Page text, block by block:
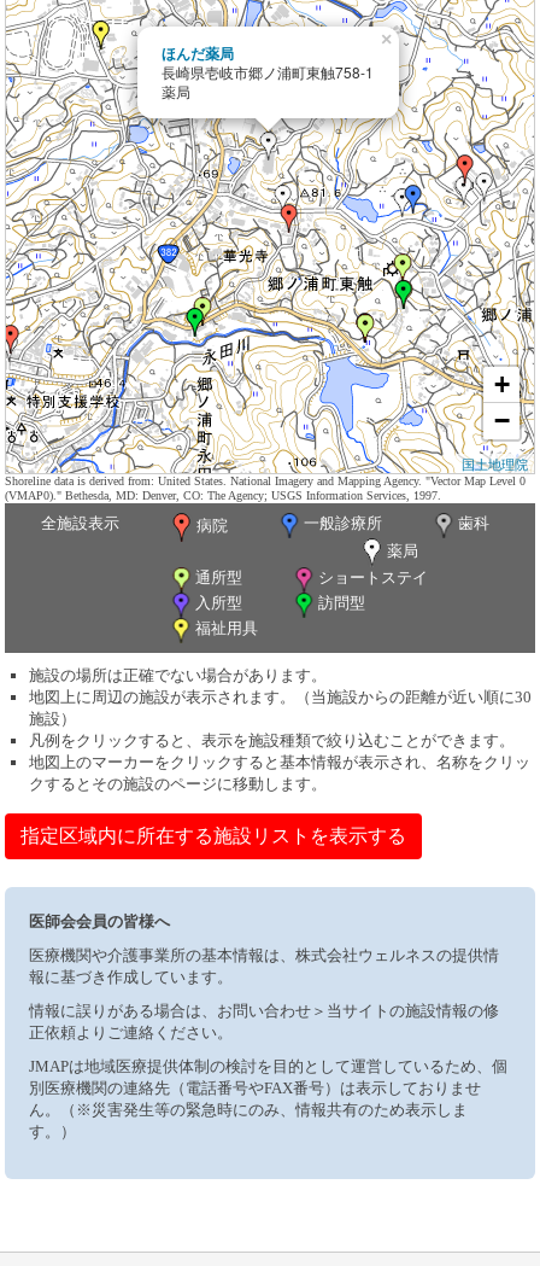
ほんだ薬局
長崎県壱岐市郷ノ浦町東触758-1
薬局
×
+
−
国土地理院
Shoreline data is derived from: United States. National Imagery and Mapping Agency. "Vector Map Level 0
(VMAP0)." Bethesda, MD: Denver, CO: The Agency; USGS Information Services, 1997.
全施設表示 病院 一般診療所
歯科
薬局
通所型
ショートステイ
入所型
訪問型
福祉用具
施設の場所は正確でない場合があります。
地図上に周辺の施設が表示されます。（当施設からの距離が近い順に30
施設）
凡例をクリックすると、表示を施設種類で絞り込むことができます。
地図上のマーカーをクリックすると基本情報が表示され、名称をクリッ
クするとその施設のページに移動します。
指定区域内に所在する施設リストを表示する
医師会会員の皆様へ
医療機関や介護事業所の基本情報は、株式会社ウェルネスの提供情
報に基づき作成しています。
情報に誤りがある場合は、お問い合わせ＞当サイトの施設情報の修
正依頼よりご連絡ください。
JMAPは地域医療提供体制の検討を目的として運営しているため、個
別医療機関の連絡先（電話番号やFAX番号）は表示しておりませ
ん。（※災害発生等の緊急時にのみ、情報共有のため表示しま
す。）